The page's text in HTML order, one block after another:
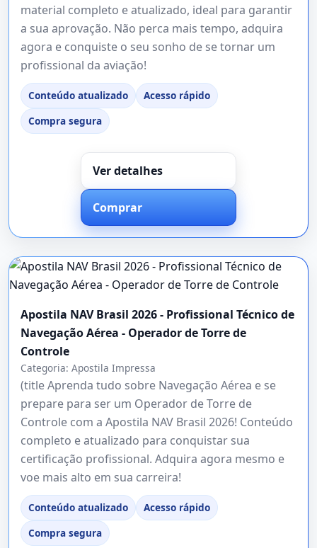
material completo e atualizado, ideal para garantir
a sua aprovação. Não perca mais tempo, adquira
agora e conquiste o seu sonho de se tornar um
profissional da aviação!
Conteúdo atualizado
Acesso rápido
Compra segura
Ver detalhes
Comprar
Apostila NAV Brasil 2026 - Profissional Técnico de
Navegação Aérea - Operador de Torre de
Controle
Categoria: Apostila Impressa
(title Aprenda tudo sobre Navegação Aérea e se
prepare para ser um Operador de Torre de
Controle com a Apostila NAV Brasil 2026! Conteúdo
completo e atualizado para conquistar sua
certificação profissional. Adquira agora mesmo e
voe mais alto em sua carreira!
Conteúdo atualizado
Acesso rápido
Compra segura